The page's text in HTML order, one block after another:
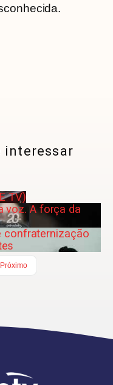
interessar
TV)
voz. A força da
confraternização
Próximo